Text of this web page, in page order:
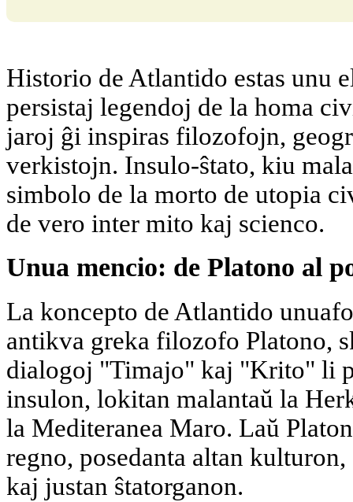
Historio de Atlantido estas unu
persistaj legendoj de la homa
jaroj ĝi inspiras filozofojn,
verkistojn. Insulo-ŝtato, kiu
simbolo de la morto de utopia
de vero inter mito kaj scienco.
Unua mencio: de Platono al
La koncepto de Atlantido
antikva greka filozofo Platono,
dialogoj "Timajo" kaj "Krito" li
insulon, lokitan malantaŭ la
la Mediteranea Maro. Laŭ
regno, posedanta altan
kaj justan ŝtatorganon.